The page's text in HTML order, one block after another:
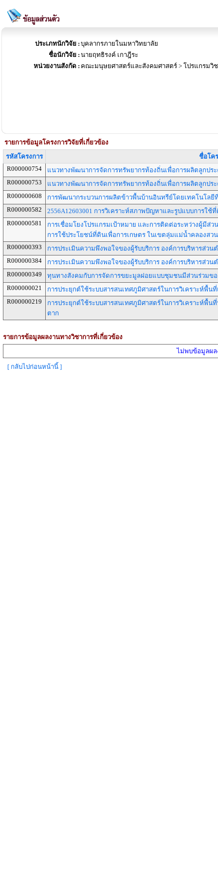
ประเภทนักวิจัย : บุคลากรภายในมหาวิทยาลัย
ชื่อนักวิจัย : นายฤทธิรงค์ เกาฎีระ
หน่วยงานสังกัด : คณะมนุษยศาสตร์และสังคมศาสตร์ > โปรแกรมวิ
รายการข้อมูลโครงการวิจัยที่เกี่ยวข้อง
รหัสโครงการ
ชื่อโค
R000000754
แนวทางพัฒนาการจัดการทรัพยากรท้องถิ่นเพื่อการผลิตลูกป
R000000753
แนวทางพัฒนาการจัดการทรัพยากรท้องถิ่นเพื่อการผลิตลูกป
R000000608
การพัฒนากระบวนการผลิตข้าวพื้นบ้านอินทรีย์โดยเทคโนโล
R000000582
2556A12603001 การวิเคราะห์สภาพปัญหาและรูปแบบการใ
R000000581
การเชื่อมโยงโปรแกรมเป้าหมาย และการติดต่อระหว่างผู้มีส่
การใช้ประโยชน์ที่ดินเพื่อการเกษตร ในเขตลุ่มแม่น้ำคลองสว
R000000393
การประเมินความพึงพอใจของผู้รับบริการ องค์การบริหารส่ว
R000000384
การประเมินความพึงพอใจของผู้รับบริการ องค์การบริหารส่ว
R000000349
ทุนทางสังคมกับการจัดการขยะมูลฝอยแบบชุมชนมีส่วนร่วมขอ
R000000021
การประยุกต์ใช้ระบบสารสนเทศภูมิศาสตร์ในการวิเคราะห์พื้
R000000219
การประยุกต์ใช้ระบบสารสนเทศภูมิศาสตร์ในการวิเคราะห์พื้
ตาก
รายการข้อมูลผลงานทางวิชาการที่เกี่ยวข้อง
ไม่พบข้อมูลผล
[ กลับไปก่อนหน้านี้ ]